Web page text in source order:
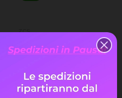
ZCS
ZCS AZZURRO 20000 TL V3
Inverter Trifase 20000W
20kW
1.666,90 € 1.632,90 €